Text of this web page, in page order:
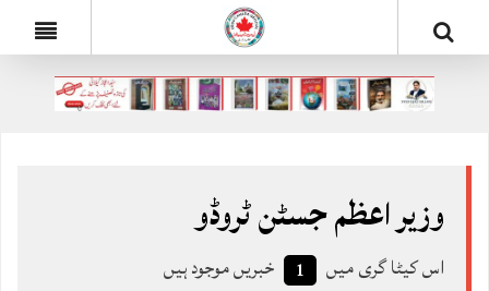
وزیر اعظم جسٹن ٹروڈو
اس کیٹا گری میں 1 خبریں موجود ہیں